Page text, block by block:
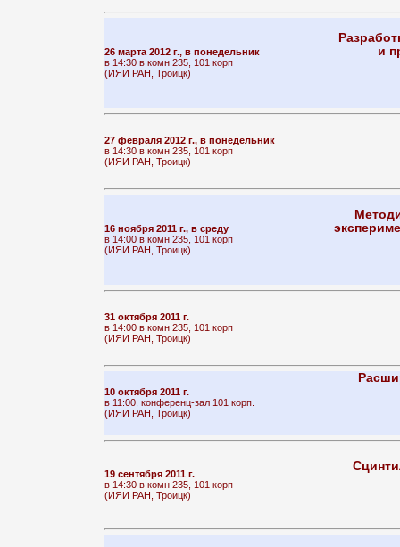
26 марта 2012 г., в понедельник
в 14:30 в комн 235, 101 корп
(ИЯИ РАН, Троицк)
и
27 февраля 2012 г., в понедельник
в 14:30 в комн 235, 101 корп
(ИЯИ РАН, Троицк)
16 ноября 2011 г., в среду
в 14:00 в комн 235, 101 корп
(ИЯИ РАН, Троицк)
31 октября 2011 г.
в 14:00 в комн 235, 101 корп
(ИЯИ РАН, Троицк)
10 октября 2011 г.
в 11:00, конференц-зал 101 корп.
(ИЯИ РАН, Троицк)
19 сентября 2011 г.
в 14:30 в комн 235, 101 корп
(ИЯИ РАН, Троицк)